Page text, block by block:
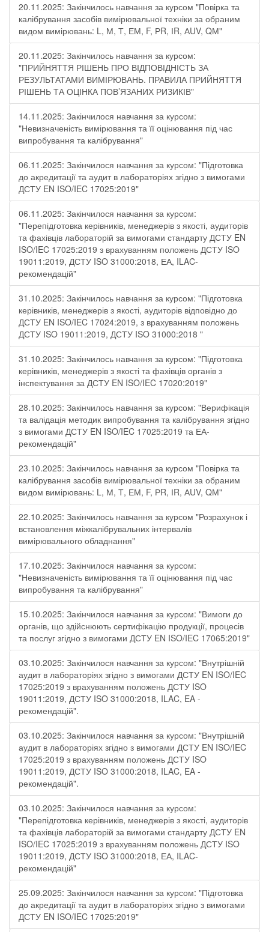
20.11.2025: Закінчилось навчання за курсом "Повірка та
калібрування засобів вимірювальної техніки за обраним
видом вимірювань: L, М, Т, ЕМ, F, РR, ІR, АUV, QМ"
20.11.2025: Закінчилось навчання за курсом:
"ПРИЙНЯТТЯ РІШЕНЬ ПРО ВІДПОВІДНІСТЬ ЗА
РЕЗУЛЬТАТАМИ ВИМІРЮВАНЬ. ПРАВИЛА ПРИЙНЯТТЯ
РІШЕНЬ ТА ОЦІНКА ПОВ’ЯЗАНИХ РИЗИКІВ"
14.11.2025: Закінчилося навчання за курсом:
"Невизначеність вимірювання та її оцінювання під час
випробування та калібрування"
06.11.2025: Закінчилося навчання за курсом: "Підготовка
до акредитації та аудит в лабораторіях згідно з вимогами
ДСТУ EN ISO/IEC 17025:2019"
06.11.2025: Закінчилося навчання за курсом:
"Перепідготовка керівників, менеджерів з якості, аудиторів
та фахівців лабораторій за вимогами стандарту ДСТУ EN
ISO/IEC 17025:2019 з врахуванням положень ДСТУ ISO
19011:2019, ДСТУ ISO 31000:2018, ЕА, ILAC-
рекомендацій"
31.10.2025: Закінчилось навчання за курсом: "Підготовка
керівників, менеджерів з якості, аудиторів відповідно до
ДСТУ EN ISO/IEC 17024:2019, з врахуванням положень
ДСТУ ISO 19011:2019, ДСТУ ISO 31000:2018 "
31.10.2025: Закінчилось навчання за курсом: "Підготовка
керівників, менеджерів з якості та фахівців органів з
інспектування за ДСТУ EN ISO/IEC 17020:2019"
28.10.2025: Закінчилось навчання за курсом: "Верифікація
та валідація методик випробування та калібрування згідно
з вимогами ДСТУ EN ISO/IEC 17025:2019 та ЕА-
рекомендацій"
23.10.2025: Закінчилось навчання за курсом "Повірка та
калібрування засобів вимірювальної техніки за обраним
видом вимірювань: L, М, Т, ЕМ, F, РR, ІR, АUV, QМ"
22.10.2025: Закінчилось навчання за курсом "Розрахунок і
встановлення міжкалібрувальних інтервалів
вимірювального обладнання"
17.10.2025: Закінчилося навчання за курсом:
"Невизначеність вимірювання та її оцінювання під час
випробування та калібрування"
15.10.2025: Закінчилося навчання за курсом: "Вимоги до
органів, що здійснюють сертифікацію продукції, процесів
та послуг згідно з вимогами ДСТУ EN ISO/IEC 17065:2019"
03.10.2025: Закінчилося навчання за курсом: "Внутрішній
аудит в лабораторіях згідно з вимогами ДСТУ EN ISO/IEC
17025:2019 з врахуванням положень ДСТУ ISO
19011:2019, ДСТУ ISO 31000:2018, ILAC, EA -
рекомендацій".
03.10.2025: Закінчилося навчання за курсом: "Внутрішній
аудит в лабораторіях згідно з вимогами ДСТУ EN ISO/IEC
17025:2019 з врахуванням положень ДСТУ ISO
19011:2019, ДСТУ ISO 31000:2018, ILAC, EA -
рекомендацій".
03.10.2025: Закінчилося навчання за курсом:
"Перепідготовка керівників, менеджерів з якості, аудиторів
та фахівців лабораторій за вимогами стандарту ДСТУ EN
ISO/IEC 17025:2019 з врахуванням положень ДСТУ ISO
19011:2019, ДСТУ ISO 31000:2018, ЕА, ILAC-
рекомендацій"
25.09.2025: Закінчилося навчання за курсом: "Підготовка
до акредитації та аудит в лабораторіях згідно з вимогами
ДСТУ EN ISO/IEC 17025:2019"